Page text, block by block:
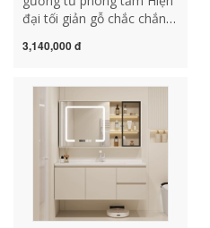
đại tối giản gỗ chắc chắn
minh gốm tích hợp tủ
rửa kết hợp tủ gương tủ
phòng tắm tủ gương đèn
3,140,000 đ